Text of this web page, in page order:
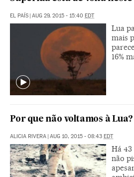
EL PAÍS | AUG 29, 2015 - 15:40 EDT
Lua
mais
16%
Por que não voltamos à Lua?
ALICIA RIVERA AUG 10, 2015 - 08:43 EDT
Há
não